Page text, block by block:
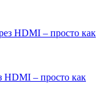
HDMI – просто как